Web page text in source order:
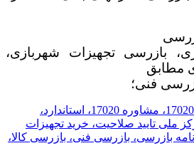
بازرسی تجهیزات شهربازی،
مطابق
فنی؛
ISO 17020، مشاور 17020، مشاوره 17020، استاندارد،
17020، مرکز ملی تایید صلاحیت، خرید تجهیزات
بازرسی، بازرسی فنی، بازرسی کالا،